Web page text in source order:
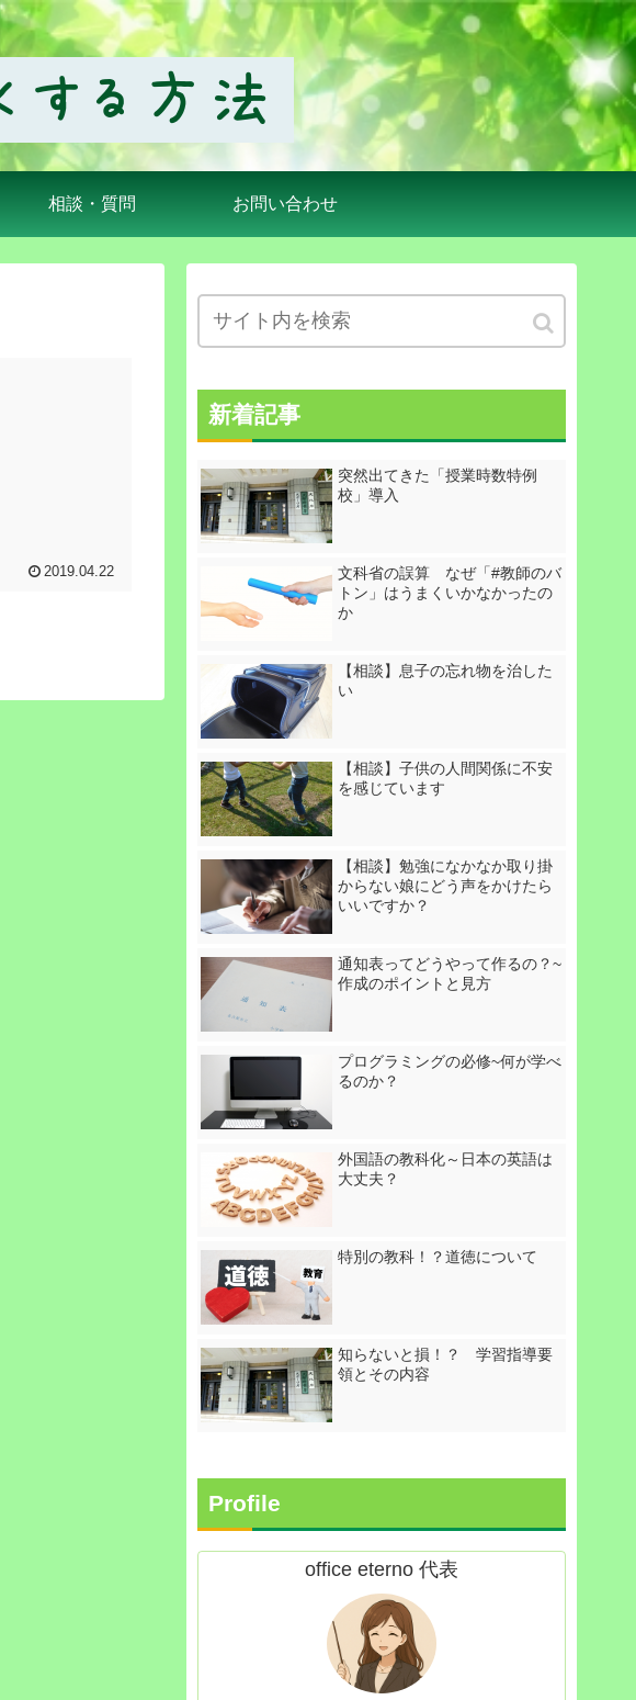
相談・質問 お問い合わせ
2019.04.22
新着記事
突然出てきた「授業時数特例
校」導入
文科省の誤算 なぜ「#教師のバ
トン」はうまくいかなかったの
か
【相談】息子の忘れ物を治した
い
【相談】子供の人間関係に不安
を感じています
【相談】勉強になかなか取り掛
からない娘にどう声をかけたら
いいですか？
通知表ってどうやって作るの？~
作成のポイントと見方
プログラミングの必修~何が学べ
るのか？
外国語の教科化～日本の英語は
大丈夫？
特別の教科！？道徳について
知らないと損！？ 学習指導要
領とその内容
Profile
office eterno 代表